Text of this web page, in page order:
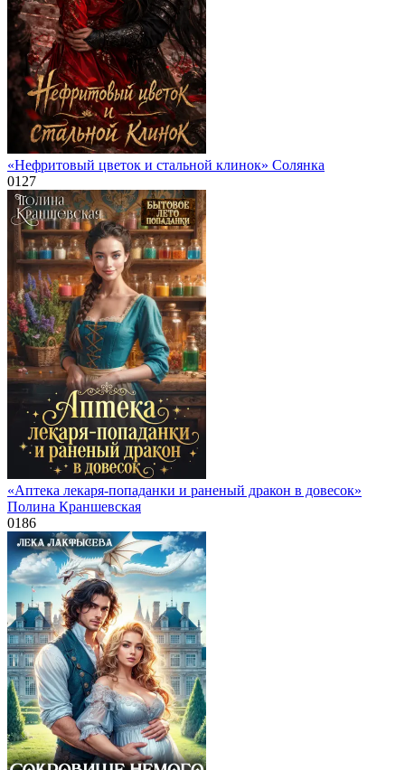
«Нефритовый цветок и стальной клинок» Солянка
0127
«Аптека лекаря-попаданки и раненый дракон в довесок»
Полина Краншевская
0186